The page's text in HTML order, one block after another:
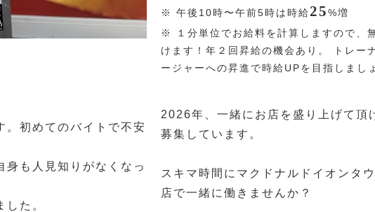
。初めてのバイトで不安
身も人見知りがなくなっ
た。
※ 午後10時〜午前5時は時給25%増
※
１分単位でお給料を計算しますので、
けます！年２回昇給の機会あり。 トレー
ージャーへの昇進で時給UPを目指しまし
2026年、一緒にお店を盛り上げて頂
募集しています。
スキマ時間にマクドナルドイオンタ
店で一緒に働きませんか？